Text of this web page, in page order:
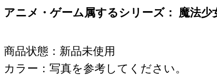
アニメ・ゲーム属するシリーズ： 魔法
商品状態：新品未使用
カラー：写真を参考してください。